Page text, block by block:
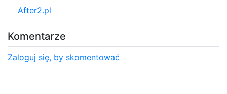
After2.pl
Komentarze
Zaloguj się, by skomentować